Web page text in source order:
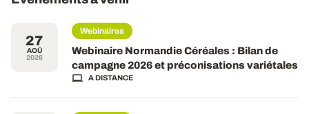
27
AOÛ
2026
Webinaires
Webinaire Normandie Céréales : Bilan de
campagne 2026 et préconisations variétales
A DISTANCE